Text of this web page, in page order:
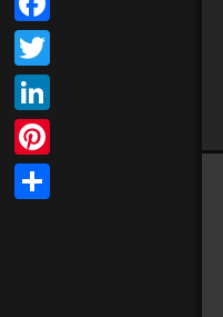
Facebook
Twitter
LinkedIn
Pinterest